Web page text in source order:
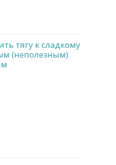
тягу к сладкому
(неполезным)